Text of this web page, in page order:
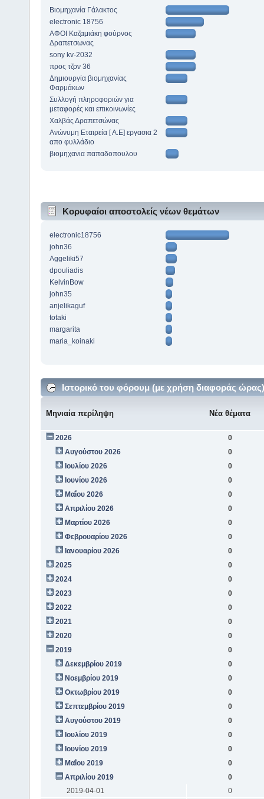
Βιομηχανία Γάλακτος
electronic 18756
ΑΦΟΙ Καζαμιάκη φούρνος
Δραπετσωνας
sony kv-2032
προς τζον 36
Δημιουργία βιομηχανίας
Φαρμάκων
Συλλογή πληροφοριών για
μεταφορές και επικοινωνίες
Χαλβάς Δραπετσώνας
Ανώνυμη Εταιρεία [ Α.Ε] εργασια 2
απο φυλλάδιο
βιομηχανια παπαδοπουλου
Κορυφαίοι αποστολείς νέων θεμάτων
electronic18756
john36
Aggeliki57
dpouliadis
KelvinBow
john35
anjelikaguf
totaki
margarita
maria_koinaki
Ιστορικό του φόρουμ (με χρήση διαφοράς ώρας)
Μηνιαία περίληψη Νέα θέματα
2026
0
Αυγούστου 2026
0
Ιουλίου 2026
0
Ιουνίου 2026
0
Μαΐου 2026
0
Απριλίου 2026
0
Μαρτίου 2026
0
Φεβρουαρίου 2026
0
Ιανουαρίου 2026
0
2025
0
2024
0
2023
0
2022
0
2021
0
2020
0
2019
0
Δεκεμβρίου 2019
0
Νοεμβρίου 2019
0
Οκτωβρίου 2019
0
Σεπτεμβρίου 2019
0
Αυγούστου 2019
0
Ιουλίου 2019
0
Ιουνίου 2019
0
Μαΐου 2019
0
Απριλίου 2019
0
2019-04-01
0